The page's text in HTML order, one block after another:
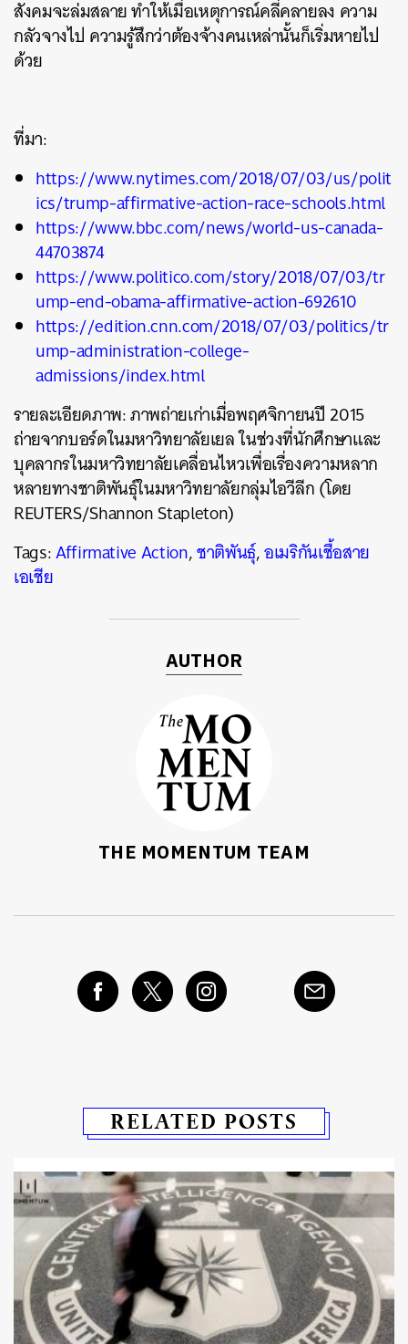
สังคมจะล่มสลาย ทำให้เมื่อเหตุการณ์คลี่คลายลง ความ
กลัวจางไป ความรู้สึกว่าต้องจ้างคนเหล่านั้นก็เริ่มหายไป
ด้วย
ที่มา:
https://www.nytimes.com/2018/07/03/us/polit
ics/trump-affirmative-action-race-schools.html
https://www.bbc.com/news/world-us-canada-
44703874
https://www.politico.com/story/2018/07/03/tr
ump-end-obama-affirmative-action-692610
https://edition.cnn.com/2018/07/03/politics/tr
ump-administration-college-
admissions/index.html
รายละเอียดภาพ: ภาพถ่ายเก่าเมื่อพฤศจิกายนปี 2015
ถ่ายจากบอร์ดในมหาวิทยาลัยเยล ในช่วงที่นักศึกษาและ
บุคลากรในมหาวิทยาลัยเคลื่อนไหวเพื่อเรื่องความหลาก
หลายทางชาติพันธุ์ในมหาวิทยาลัยกลุ่มไอวีลีก (โดย
REUTERS/Shannon Stapleton)
Tags:Affirmative Action,ชาติพันธุ์,อเมริกันเชื้อสาย
เอเชีย
AUTHOR
THE MOMENTUM TEAM
RELATED POSTS